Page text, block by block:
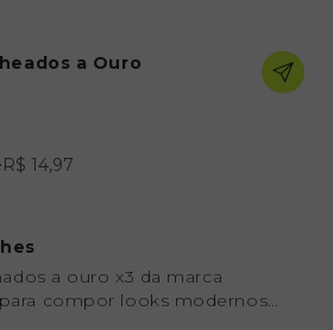
a Ouro
R$ 14,97
a ouro x3 da marca
compor looks modernos